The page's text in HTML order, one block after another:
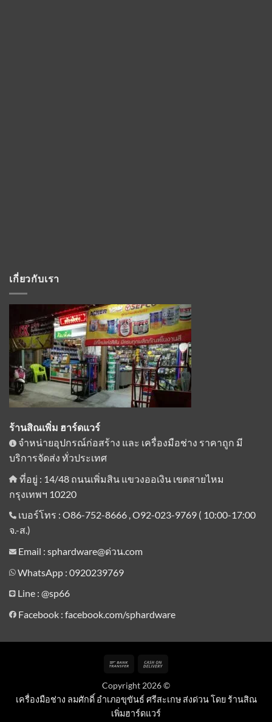
เกี่ยวกับเรา
ร้านสิณเพิ่ม ฮาร์ดแวร์
จำหน่ายอุปกรณ์ก่อสร้าง และ เครื่องมือช่าง ราคาถูก มี
บริการจัดส่ง ทั่วประเทศ
ที่อยู่ : 14/48 ถนนเพิ่มสิน แขวงออเงิน เขตสายไหม
กรุงเทพฯ 10220
เบอร์โทร : O86-752-8666 , O92-023-9769 ( 10:00-17:00
จ.-ส.)
Email : sphardware@ด่วน.com
WhatsApp : 0920239769
Line : @sp66
Facebook : facebook.com/sphardware
Bank
Delivery
Copyright 2026 ©
เครื่องมือช่าง ลมศักดิ์ อำเภอขุขันธ์ ศรีสะเกษ ส่งด่วน โดย ร้านสิณ
เพิ่มฮาร์ดแวร์